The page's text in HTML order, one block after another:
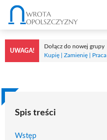
Przejdź
treści
UWAGA!
Dołącz do nowej grupy
Kupię | Zamienię | Praca
Spis treści
Wstęp